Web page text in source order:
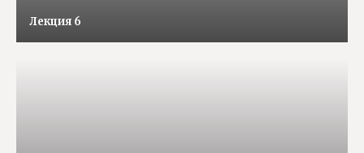
Лекция 6